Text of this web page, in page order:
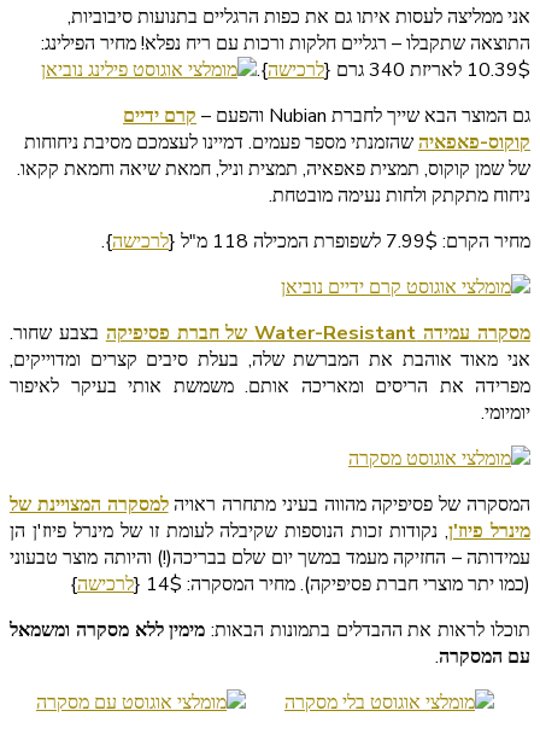
אני ממליצה לעסות איתו גם את כפות הרגליים בתנועות סיבוביות,
התוצאה שתקבלו – רגליים חלקות ורכות עם ריח נפלא! מחיר הפילינג:
10.39$ לאריזת 340 גרם {
לרכישה}.
גם המוצר הבא שייך לחברת Nubian והפעם –
קרם ידיים
קוקוס-פאפאיהשהזמנתי מספר פעמים. דמיינו לעצמכם מסיבת ניחוחות
של שמן קוקוס, תמצית פאפאיה, תמצית וניל, חמאת שיאה וחמאת קקאו.
ניחוח מתקתק ולחות נעימה מובטחת.
מחיר הקרם: 7.99$ לשפופרת המכילה 118 מ"ל {
לרכישה}.
מסקרה עמידה Water-Resistant של חברת פסיפיקה
בצבע שחור.
אני מאוד אוהבת את המברשת שלה, בעלת סיבים קצרים ומדוייקים,
מפרידה את הריסים ומאריכה אותם. משמשת אותי בעיקר לאיפור
יומיומי.
המסקרה של פסיפיקה מהווה בעיני מתחרה ראויהלמסקרה המצויינת של
מינרל פיוז'ן, נקודות זכות הנוספות שקיבלה לעומת זו של מינרל פיוז'ן הן
עמידותה – החזיקה מעמד במשך יום שלם בבריכה(!) והיותה מוצר טבעוני
(כמו יתר מוצרי חברת פסיפיקה). מחיר המסקרה: 14$ {
לרכישה}
תוכלו לראות את ההבדלים בתמונות הבאות: מימין ללא מסקרה ומשמאל
עם המסקרה.